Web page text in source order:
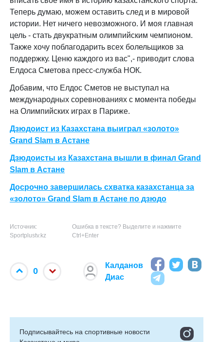
Теперь думаю, можем оставить след и в мировой
истории. Нет ничего невозможного. И моя главная
цель - стать двукратным олимпийским чемпионом.
Также хочу поблагодарить всех болельщиков за
поддержку. Ценю каждого из вас",- приводит слова
Елдоса Сметова пресс-служба НОК.
Добавим, что Елдос Сметов не выступал на
международных соревнованиях с момента победы
на Олимпийских играх в Париже.
Дзюдоист из Казахстана выиграл «золото»
Grand Slam в Астане
Дзюдоисты из Казахстана вышли в финал Grand
Slam в Астане
Досрочно завершилась схватка казахстанца за
«золото» Grand Slam в Астане по дзюдо
Источник:
Sportplustv.kz
Ошибка в тексте? Выделите и нажмите
Ctrl+Enter
0
Калданов
Диас
Подписывайтесь на cпортивные новости